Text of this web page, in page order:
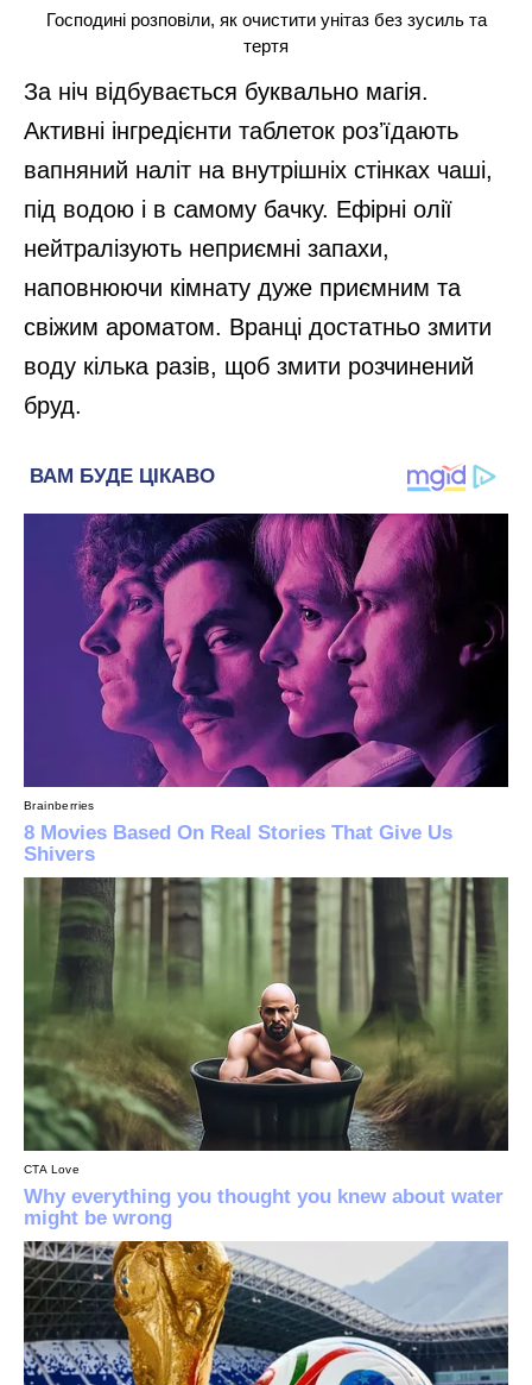
Господині розповіли, як очистити унітаз без зусиль та
тертя
За ніч відбувається буквально магія.
Активні інгредієнти таблеток розʼїдають
вапняний наліт на внутрішніх стінках чаші,
під водою і в самому бачку. Ефірні олії
нейтралізують неприємні запахи,
наповнюючи кімнату дуже приємним та
свіжим ароматом. Вранці достатньо змити
воду кілька разів, щоб змити розчинений
бруд.